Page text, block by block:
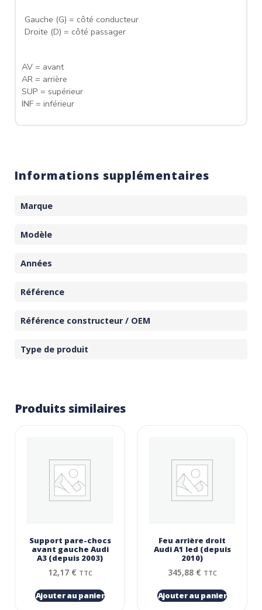
Gauche (G) = côté conducteur
Droite (D) = côté passager
AV = avant
AR = arrière
SUP = supérieur
INF = inférieur
Informations supplémentaires
Marque
Modèle
Années
Référence
Référence constructeur / OEM
Type de produit
Produits similaires
Support pare-chocs
avant gauche Audi
A3 (depuis 2003)
12,17 € TTC
Ajouter au panier
Feu arrière droit
Audi A1 led (depuis
2010)
345,88 € TTC
Ajouter au panier